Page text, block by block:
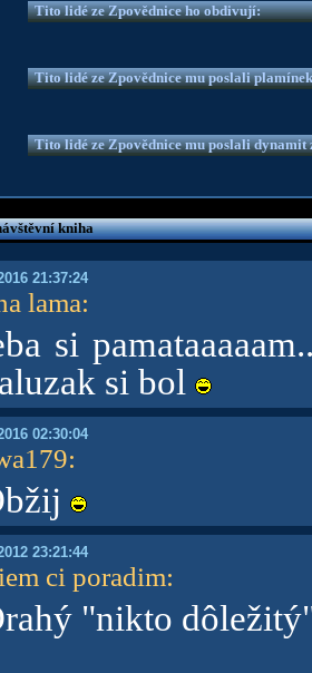
Tito lidé ze Zpovědnice ho obdivují:
Tito lidé ze Zpovědnice mu poslali
Tito lidé ze Zpovědnice mu poslali dynamit
kniha
21:37:24
lama:
si
si bol
02:30:04
:
23:21:44
ci poradim:
"nikto